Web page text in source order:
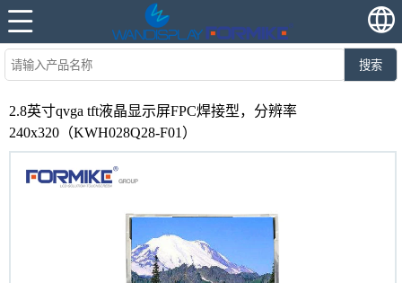
搜索
2.8英寸qvga tft液晶显示屏FPC焊接型，分辨率
240x320（KWH028Q28-F01）